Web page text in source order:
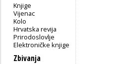
Knjige
Vijenac
Kolo
Hrvatska revija
Prirodoslovlje
Elektroničke knjige
Zbivanja